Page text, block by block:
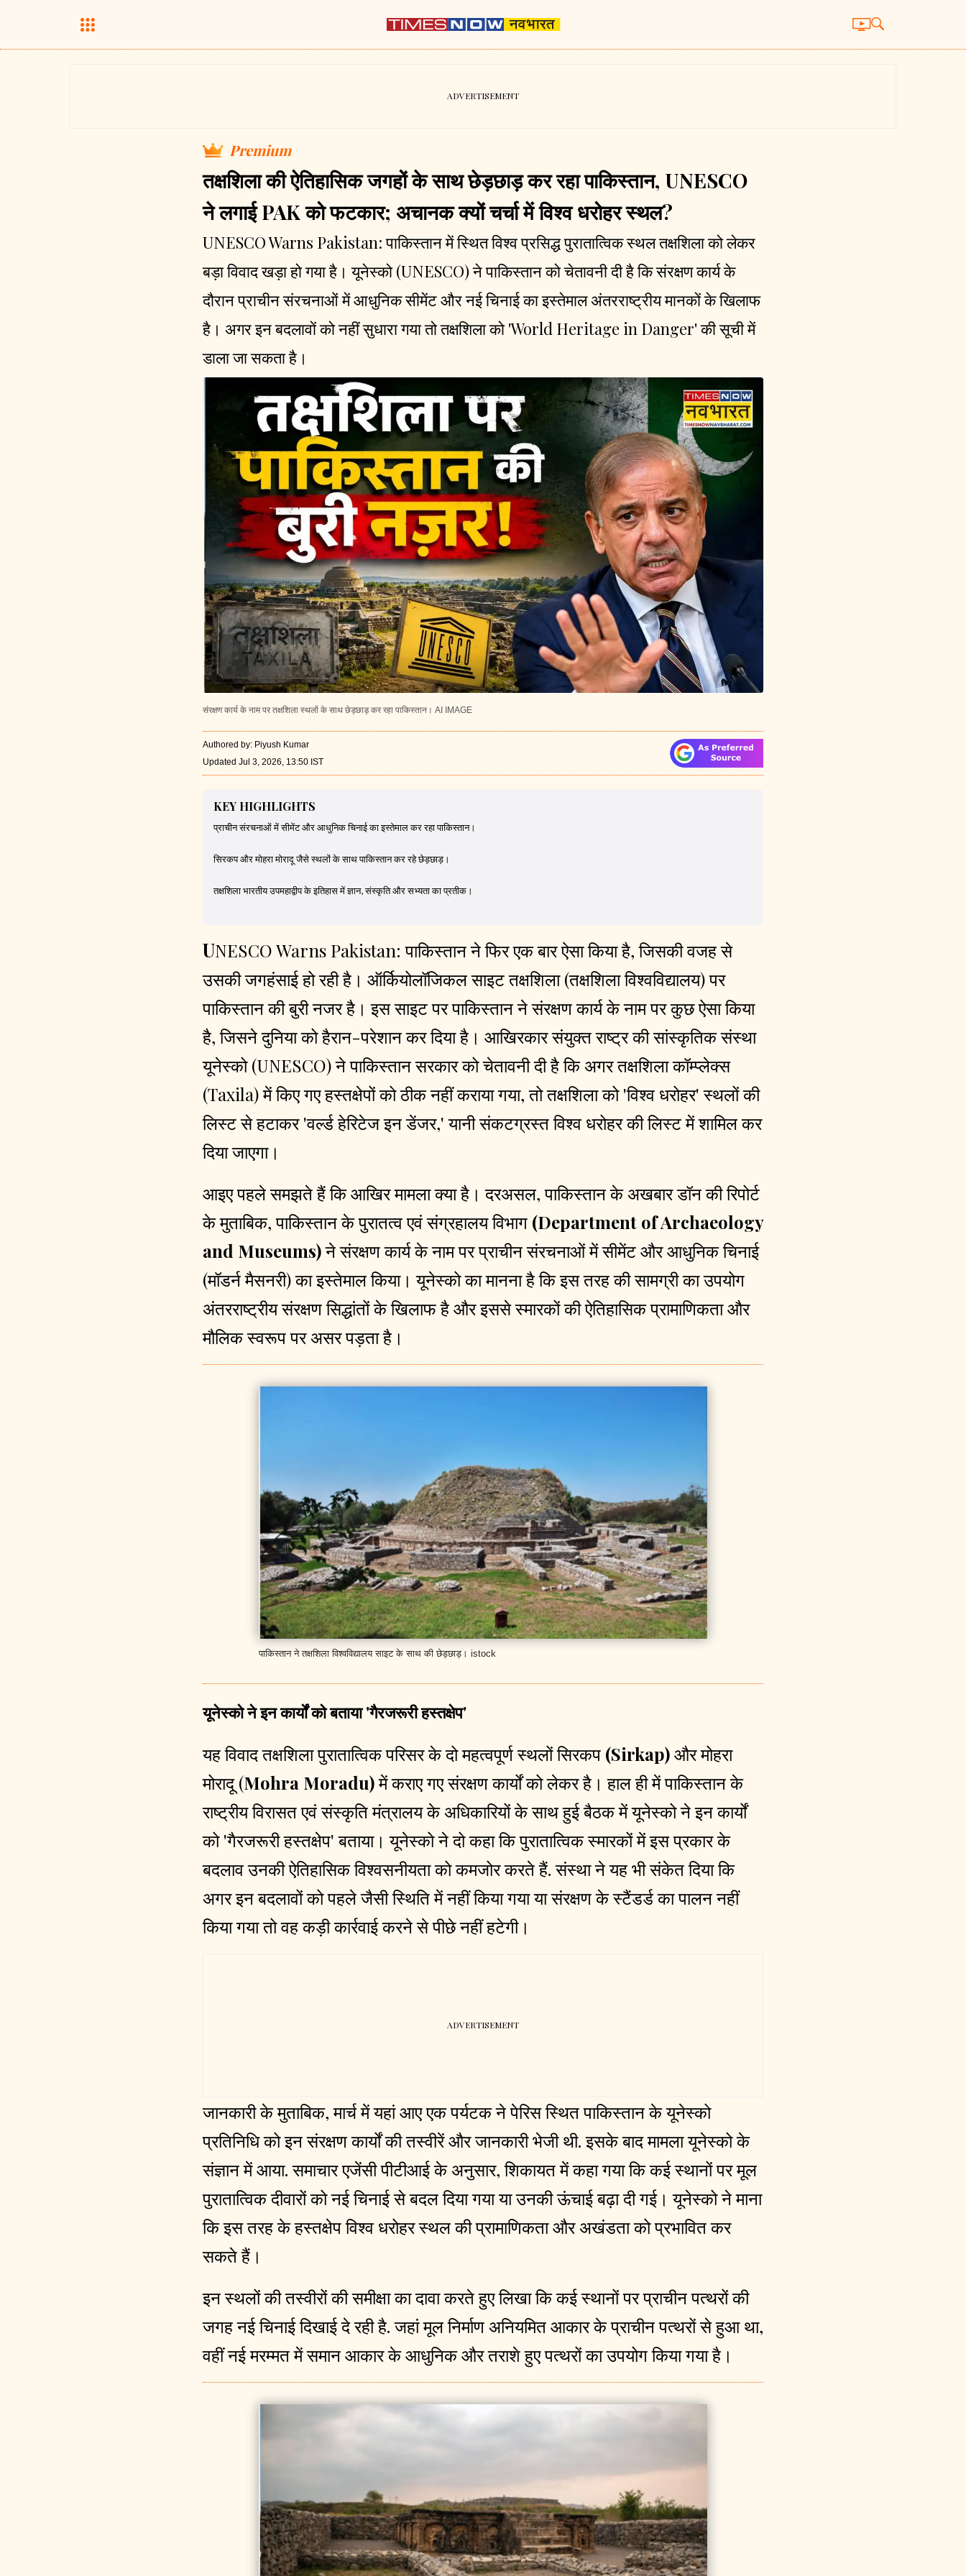
Premium
तक्षशिला की ऐतिहासिक जगहों के साथ छेड़छाड़ कर रहा पाकिस्तान, UNESCO
ने लगाई PAK को फटकार; अचानक क्यों चर्चा में विश्व धरोहर स्थल?
UNESCO Warns Pakistan: पाकिस्तान में स्थित विश्व प्रसिद्ध पुरातात्विक स्थल तक्षशिला को लेकर
बड़ा विवाद खड़ा हो गया है। यूनेस्को (UNESCO) ने पाकिस्तान को चेतावनी दी है कि संरक्षण कार्य के
दौरान प्राचीन संरचनाओं में आधुनिक सीमेंट और नई चिनाई का इस्तेमाल अंतरराष्ट्रीय मानकों के खिलाफ
है। अगर इन बदलावों को नहीं सुधारा गया तो तक्षशिला को 'World Heritage in Danger' की सूची में
डाला जा सकता है।
संरक्षण कार्य के नाम पर तक्षशिला स्थलों के साथ छेड़छाड़ कर रहा पाकिस्तान। AI IMAGE
Authored by: Piyush Kumar
Updated Jul 3, 2026, 13:50 IST
KEY HIGHLIGHTS
प्राचीन संरचनाओं में सीमेंट और आधुनिक चिनाई का इस्तेमाल कर रहा पाकिस्तान।
सिरकपऔर मोहरा मोरादू जैसे स्थलों के साथ पाकिस्तान कर रहे छेड़छाड़।
तक्षशिला भारतीय उपमहाद्वीप के इतिहास में ज्ञान, संस्कृति और सभ्यता का प्रतीक।
UNESCO Warns Pakistan: पाकिस्तान ने फिर एक बार ऐसा किया है, जिसकी वजह से
उसकी जगहंसाई हो रही है। ऑर्कियोलॉजिकल साइट तक्षशिला (तक्षशिला विश्वविद्यालय) पर
पाकिस्तान की बुरी नजर है। इस साइट पर पाकिस्तान ने संरक्षण कार्य के नाम पर कुछ ऐसा किया
है, जिसने दुनिया को हैरान-परेशान कर दिया है। आखिरकार संयुक्त राष्ट्र की सांस्कृतिक संस्था
यूनेस्को(UNESCO) ने पाकिस्तान सरकार को चेतावनी दी है कि अगर तक्षशिला कॉम्प्लेक्स
(Taxila)में किए गए हस्तक्षेपों को ठीक नहीं कराया गया, तो तक्षशिला को 'विश्व धरोहर' स्थलों की
लिस्ट से हटाकर 'वर्ल्ड हेरिटेज इन डेंजर,' यानी संकटग्रस्त विश्व धरोहर की लिस्ट में शामिल कर
दिया जाएगा।
आइए पहले समझते हैं कि आखिर मामला क्या है। दरअसल, पाकिस्तान के अखबार डॉन की रिपोर्ट
के मुताबिक, पाकिस्तान के पुरातत्व एवं संग्रहालय विभाग (Department of Archaeology
and Museums)ने संरक्षण कार्य के नाम पर प्राचीन संरचनाओं में सीमेंट और आधुनिक चिनाई
(मॉडर्न मैसनरी) का इस्तेमाल किया। यूनेस्को का मानना है कि इस तरह की सामग्री का उपयोग
अंतरराष्ट्रीय संरक्षण सिद्धांतों के खिलाफ है और इससे स्मारकों की ऐतिहासिक प्रामाणिकता और
मौलिक स्वरूप पर असर पड़ता है।
पाकिस्तान ने तक्षशिला विश्वविद्यालय साइट के साथ की छेड़छाड़। istock
यूनेस्को ने इन कार्यों को बताया 'गैरजरूरी हस्तक्षेप'
यह विवाद तक्षशिला पुरातात्विक परिसर के दो महत्वपूर्ण स्थलों सिरकप (Sirkap)और मोहरा
मोरादू (Mohra Moradu)में कराए गए संरक्षण कार्यों को लेकर है। हाल ही में पाकिस्तान के
राष्ट्रीय विरासत एवं संस्कृति मंत्रालय के अधिकारियों के साथ हुई बैठक में यूनेस्को ने इन कार्यों
को 'गैरजरूरी हस्तक्षेप' बताया। यूनेस्को ने दो कहा कि पुरातात्विक स्मारकों में इस प्रकार के
बदलाव उनकी ऐतिहासिक विश्वसनीयता को कमजोर करते हैं. संस्था ने यह भी संकेत दिया कि
अगर इन बदलावों को पहले जैसी स्थिति में नहीं किया गया या संरक्षण के स्टैंडर्ड का पालन नहीं
किया गया तो वह कड़ी कार्रवाई करने से पीछे नहीं हटेगी।
जानकारी के मुताबिक, मार्च में यहां आए एक पर्यटक ने पेरिस स्थित पाकिस्तान के यूनेस्को
प्रतिनिधि को इन संरक्षण कार्यों की तस्वीरें और जानकारी भेजी थी. इसके बाद मामला यूनेस्को के
संज्ञान में आया. समाचार एजेंसी पीटीआई के अनुसार, शिकायत में कहा गया कि कई स्थानों पर मूल
पुरातात्विक दीवारों को नई चिनाई से बदल दिया गया या उनकी ऊंचाई बढ़ा दी गई। यूनेस्को ने माना
कि इस तरह के हस्तक्षेप विश्व धरोहर स्थल की प्रामाणिकता और अखंडता को प्रभावित कर
सकते हैं।
इन स्थलों की तस्वीरों की समीक्षा का दावा करते हुए लिखा कि कई स्थानों पर प्राचीन पत्थरों की
जगह नई चिनाई दिखाई दे रही है. जहां मूल निर्माण अनियमित आकार के प्राचीन पत्थरों से हुआ था,
वहीं नई मरम्मत में समान आकार के आधुनिक और तराशे हुए पत्थरों का उपयोग किया गया है।